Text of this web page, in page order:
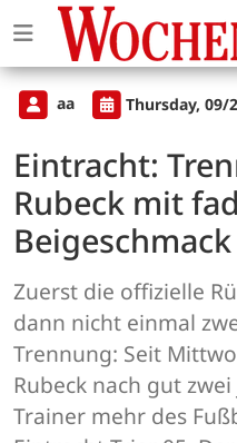
aa Thursday, 09/
Eintracht:
Rubeck mit
Beigeschmack
Zuerst die offizielle
dann nicht einmal
Trennung: Seit
Rubeck nach gut
Trainer mehr des